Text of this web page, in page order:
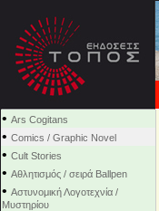
• Ars Cogitans
• Comics / Graphic Novel
• Cult Stories
• Αθλητισμός / σειρά Ballpen
• Αστυνομική Λογοτεχνία /
Μυστηρίου